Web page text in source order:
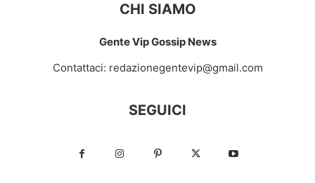
CHI SIAMO
Gente Vip Gossip News
Contattaci: redazionegentevip@gmail.com
SEGUICI